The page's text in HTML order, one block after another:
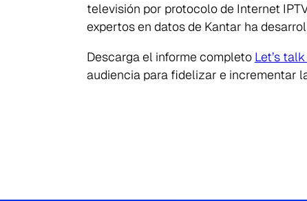
televisión por protocolo de Internet
expertos en datos de Kantar ha
Descarga el informe completo Let’s
audiencia para fidelizar e incrementar